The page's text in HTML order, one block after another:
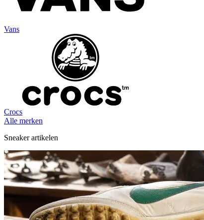
Vans
Crocs
Alle merken
Sneaker artikelen